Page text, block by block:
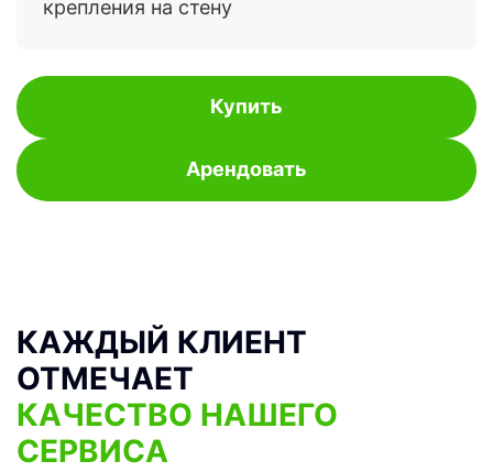
крепления на стену
Купить
Арендовать
КАЖДЫЙ КЛИЕНТ
ОТМЕЧАЕТ
КАЧЕСТВО НАШЕГО
СЕРВИСА